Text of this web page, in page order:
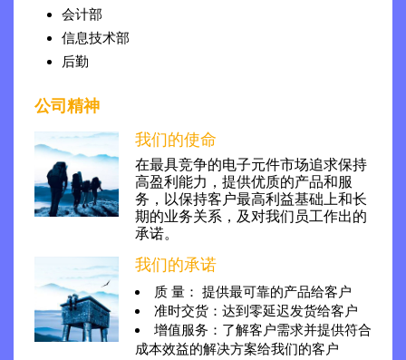
会计部
信息技术部
后勤
公司精神
我们的使命
在最具竞争的电子元件市场追求保持
高盈利能力，提供优质的产品和服
务，以保持客户最高利益基础上和长
期的业务关系，及对我们员工作出的
承诺。
我们的承诺
质 量： 提供最可靠的产品给客户
准时交货：达到零延迟发货给客户
增值服务：了解客户需求并提供符合
成本效益的解决方案给我们的客户